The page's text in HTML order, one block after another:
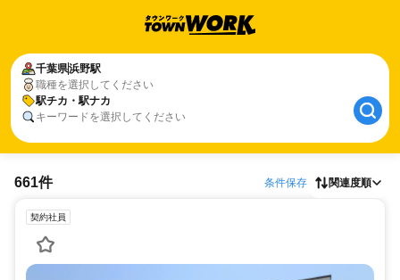
千葉県浜野駅
職種を選択してください
駅チカ・駅ナカ
キーワードを選択してください
661件 条件保存 関連度順
契約社員